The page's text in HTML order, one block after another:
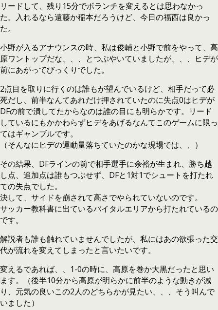
リードして、残り15分でボランチを変えるとは思わなかっ
た。入れるなら遠藤か稲本だろうけど、今日の福西は良かっ
た。
小野が入るアナウンスの時、私は俊輔と小野で前をやって、高
原ワントップだな、、、とつぶやいていましたが、、、ヒデが
前にあがってびっくりでした。
2点目を取りに行くのは誰もが望んでいるけど、相手だって必
死だし、前半なんてあれだけ押されていたのに失点0はヒデが
DFの前で潰してたからなのは誰の目にも明らかです。リード
しているにもかかわらずヒデをあげるなんてこのゲームに限っ
てはギャンブルです。
（そんなにヒデの運動量落ちていたのかな現場では、、）
その結果、DFラインの前で相手選手に余裕が生まれ、勝ち越
し点、追加点は誰もつぶせず、DFと1対1でシュートを打たれ
ての失点でした。
決して、サイドを崩されて高さでやられていないのです。
サッカー教科書に出ているバイタルエリアから打たれているの
です。
解説者も誰も触れていませんでしたが、私にはあの欲張った交
代が流れを変えてしまったと言いたいです。
変えるであれば、、1-0の時に、高原を巻か大黒だったと思い
ます。（後半10分から高原が明らかに前半のような動きが減
り、元気の良いこの2人のどちらかが見たい、、、そう叫んで
いました）